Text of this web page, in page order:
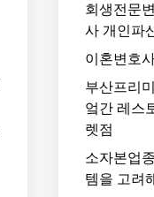
회생전문
사 개인파
이혼변호
부산프리
엌간 레스
렛점
소자본업
템을 고려